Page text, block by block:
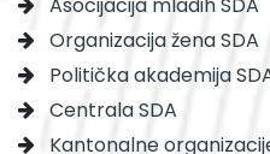
Asocijacija mladih SDA
Organizacija žena SDA
Politička akademija
Centrala SDA
Kantonalne